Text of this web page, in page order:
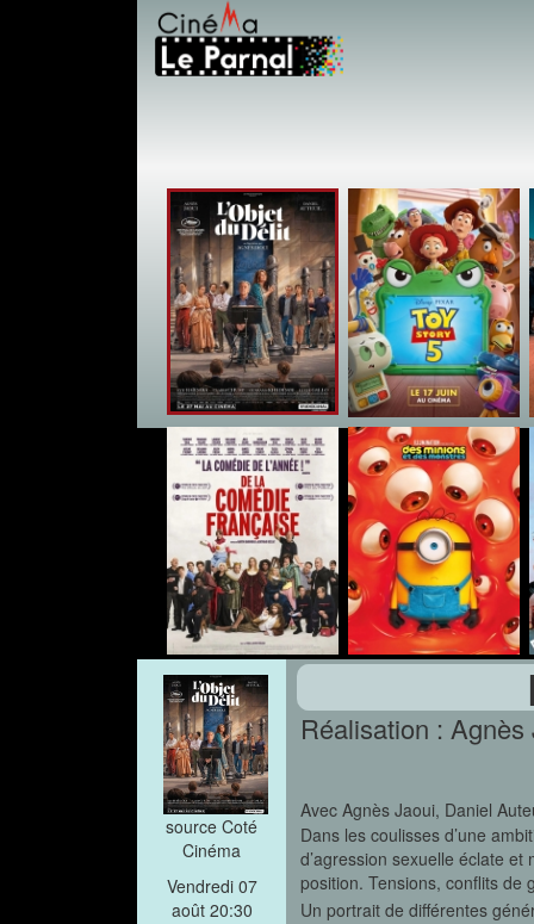
source Coté
Cinéma
Vendredi 07
août 20:30
Réalisation : Agnès
Avec Agnès Jaoui, Daniel
Dans les coulisses d’une
d’agression sexuelle éclate
position. Tensions, conflits de
Un portrait de différentes